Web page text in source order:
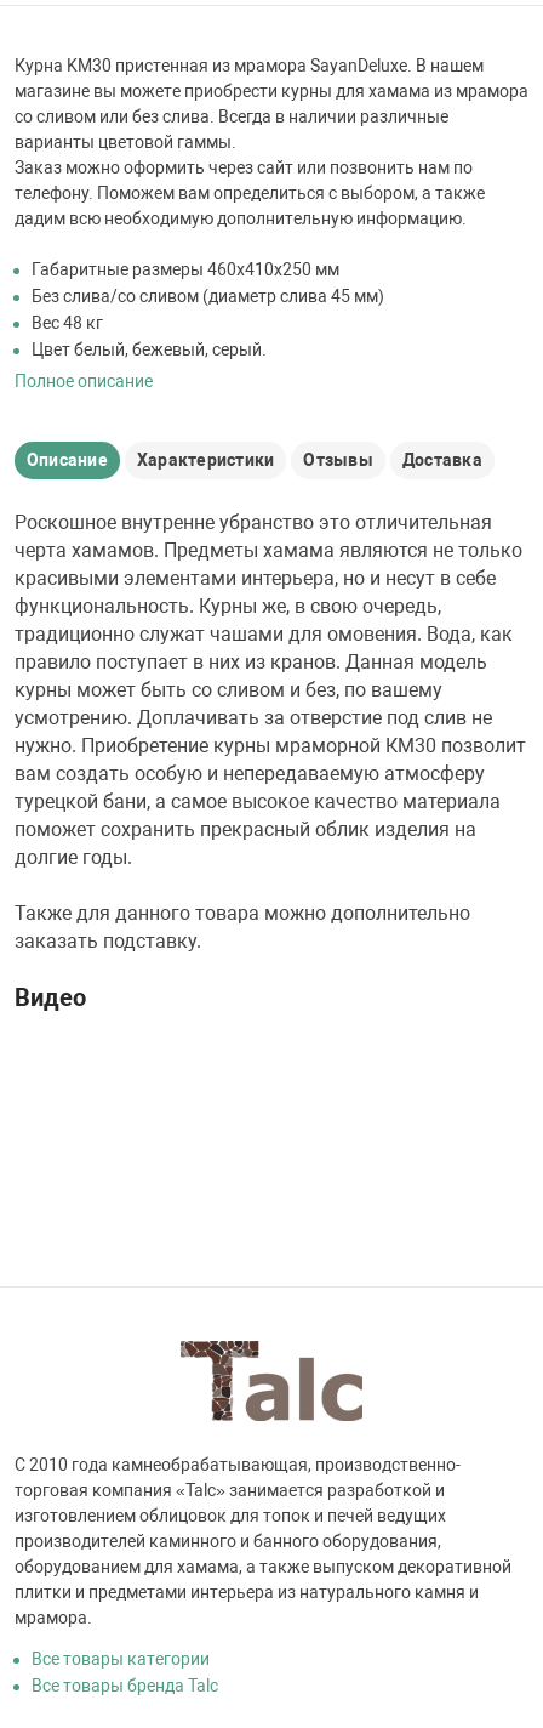
материалы
Курна KM30 пристенная из мрамора SayanDeluxe. В нашем
магазине вы можете приобрести курны для хамама из мрамора
со сливом или без слива. Всегда в наличии различные
варианты цветовой гаммы.
Заказ можно оформить через сайт или позвонить нам по
телефону. Поможем вам определиться с выбором, а также
дадим всю необходимую дополнительную информацию.
Габаритные размеры 460х410х250 мм
Без слива/со сливом (диаметр слива 45 мм)
Вес 48 кг
Цвет белый, бежевый, серый.
Полное описание
Описание Характеристики Отзывы Доставка
Роскошное внутренне убранство это отличительная
черта хамамов. Предметы хамама являются не только
красивыми элементами интерьера, но и несут в себе
функциональность. Курны же, в свою очередь,
традиционно служат чашами для омовения. Вода, как
правило поступает в них из кранов. Данная модель
курны может быть со сливом и без, по вашему
усмотрению. Доплачивать за отверстие под слив не
нужно. Приобретение курны мраморной КМ30 позволит
вам создать особую и непередаваемую атмосферу
турецкой бани, а самое высокое качество материала
поможет сохранить прекрасный облик изделия на
долгие годы.
Также для данного товара можно дополнительно
заказать подставку.
Видео
С 2010 года камнеобрабатывающая, производственно-
торговая компания «Talc» занимается разработкой и
изготовлением облицовок для топок и печей ведущих
производителей каминного и банного оборудования,
оборудованием для хамама, а также выпуском декоративной
плитки и предметами интерьера из натурального камня и
мрамора.
Все товары категории
Все товары бренда Talc